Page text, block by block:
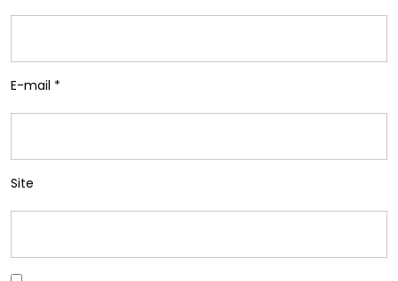
E-mail *
Site